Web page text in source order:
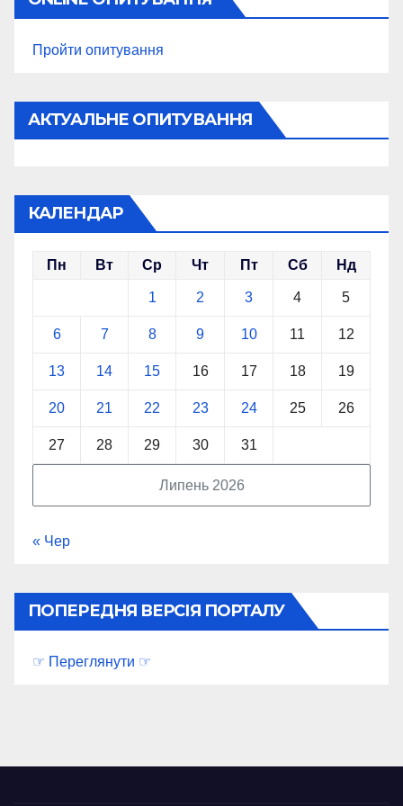
Пройти опитування
АКТУАЛЬНЕ ОПИТУВАННЯ
КАЛЕНДАР
Липень 2026
Пн Вт Ср Чт Пт Сб Нд
1 2 3 4 5
6 7 8 9 10 11 12
13 14 15 16 17 18 19
20 21 22 23 24 25 26
27 28 29 30 31
« Чер
ПОПЕРЕДНЯ ВЕРСІЯ ПОРТАЛУ
☞ Переглянути ☞